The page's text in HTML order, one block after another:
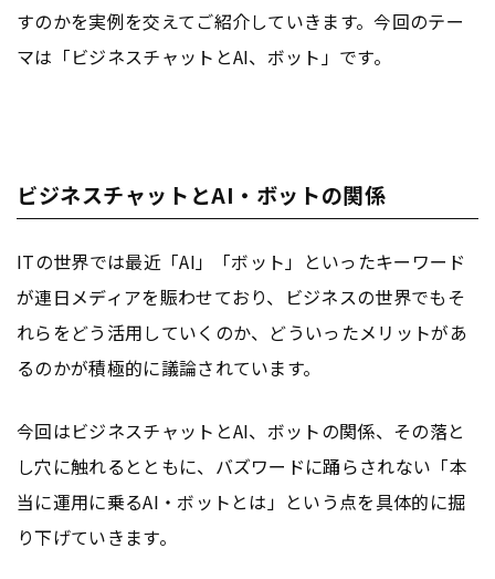
すのかを実例を交えてご紹介していきます。今回のテー
マは「ビジネスチャットとAI、ボット」です。
ビジネスチャットとAI・ボットの関係
ITの世界では最近「AI」「ボット」といったキーワード
が連日メディアを賑わせており、ビジネスの世界でもそ
れらをどう活用していくのか、どういったメリットがあ
るのかが積極的に議論されています。
今回はビジネスチャットとAI、ボットの関係、その落と
し穴に触れるとともに、バズワードに踊らされない「本
当に運用に乗るAI・ボットとは」という点を具体的に掘
り下げていきます。